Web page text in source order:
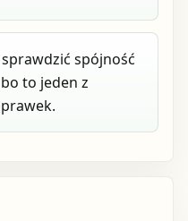
spójność
to jeden z